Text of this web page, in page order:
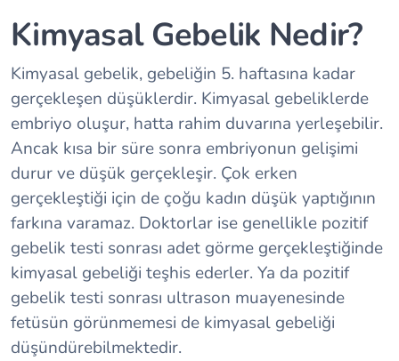
Kimyasal Gebelik Nedir?
Kimyasal gebelik, gebeliğin 5. haftasına kadar
gerçekleşen düşüklerdir. Kimyasal gebeliklerde
embriyo oluşur, hatta rahim duvarına yerleşebilir.
Ancak kısa bir süre sonra embriyonun gelişimi
durur ve düşük gerçekleşir. Çok erken
gerçekleştiği için de çoğu kadın düşük yaptığının
farkına varamaz. Doktorlar ise genellikle pozitif
gebelik testi sonrası adet görme gerçekleştiğinde
kimyasal gebeliği teşhis ederler. Ya da pozitif
gebelik testi sonrası ultrason muayenesinde
fetüsün görünmemesi de kimyasal gebeliği
düşündürebilmektedir.